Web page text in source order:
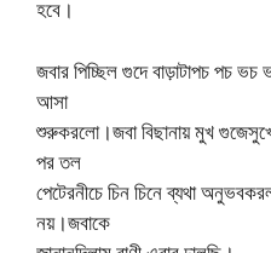
হবে।
জবার পিচ্ছিল গুদে বাড়াটাপচ পচ ভচ
আসা
শুরুকরলো।জবা বিছানায় মুখ
পর তল
পেটেরনীচে চিন চিনে ব্যথা
নয়।জবাকে